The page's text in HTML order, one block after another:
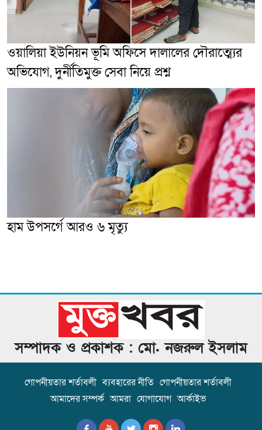
ওয়ালিয়া ইউনিয়ন ভূমি অফিসে দালালের দৌরাত্ম্যের
অভিযোগ, দুর্নীতিমুক্ত সেবা নিয়ে প্রশ্ন
হাম উপসর্গে আরও ৬ মৃত্যু
সম্পাদক ও প্রকাশক : মো. নজরুল ইসলাম
গোপনীয়তার শর্তাবলী ব্যবহারের নীতি গোপনীয়তার শর্তাবলী
আমাদের সম্পর্ক আমরা যোগাযোগ আর্কাইভ